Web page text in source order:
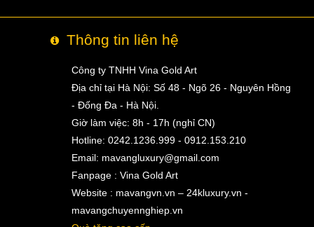
Thông tin liên hệ
Công ty TNHH Vina Gold Art
Địa chỉ tại Hà Nội: Số 48 - Ngõ 26 - Nguyên Hồng
- Đống Đa - Hà Nội.
Giờ làm việc: 8h - 17h (nghỉ CN)
Hotline: 0242.1236.999 - 0912.153.210
Email: mavangluxury@gmail.com
Fanpage : Vina Gold Art
Website : mavangvn.vn – 24kluxury.vn -
mavangchuyennghiep.vn